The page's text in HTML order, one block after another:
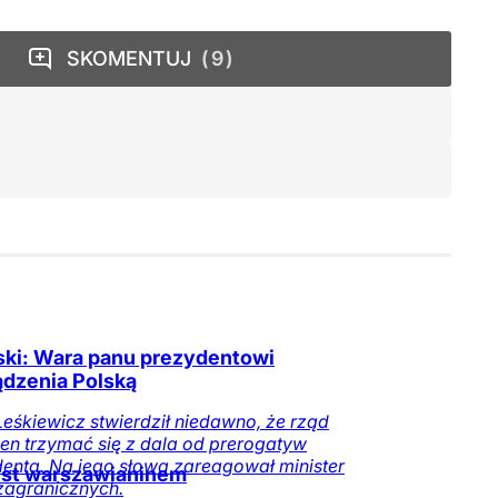
SKOMENTUJ 9
Wara panu prezydentowi
Polską
stwierdził niedawno, że rząd
trzymać się z dala od prerogatyw
Na jego słowa zareagował minister
warszawianinem